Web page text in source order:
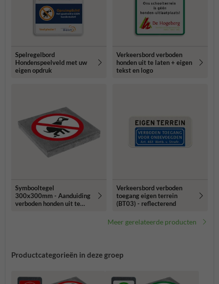
Spelregelbord
Hondenspeelveld met uw
eigen opdruk
Verkeersbord verboden
honden uit te laten + eigen
tekst en logo
Symbooltegel
300x300mm - Aanduiding
verboden honden uit te
Verkeersbord verboden
toegang eigen terrein
(BT03) - reflecterend
Meer gerelateerde producten
Productcategorieën in deze groep